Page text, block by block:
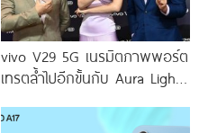
vivo V29 5G เนรมิตภาพพอร์ต
เทรตล้ำไปอีกขั้นกับ Aura Light
โดดเด่นด้วยสุนทรียศาสตร์แห่ง